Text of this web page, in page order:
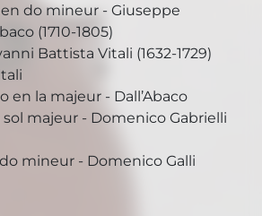
do mineur - Giuseppe
(1710-1805)
Battista Vitali (1632-1729)
en la majeur - Dall’Abaco
sol majeur - Domenico Gabrielli
mineur - Domenico Galli